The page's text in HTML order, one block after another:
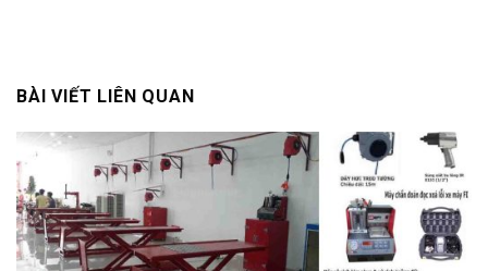
BÀI VIẾT LIÊN QUAN